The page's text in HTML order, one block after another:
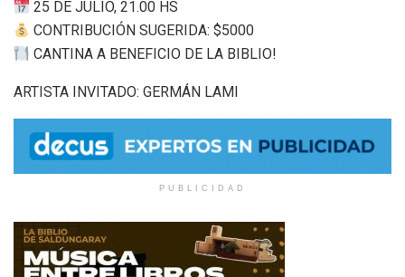
25 DE JULIO, 21.00 HS
CONTRIBUCIÓN SUGERIDA: $5000
CANTINA A BENEFICIO DE LA BIBLIO!
ARTISTA INVITADO: GERMÁN LAMI
PUBLICIDAD